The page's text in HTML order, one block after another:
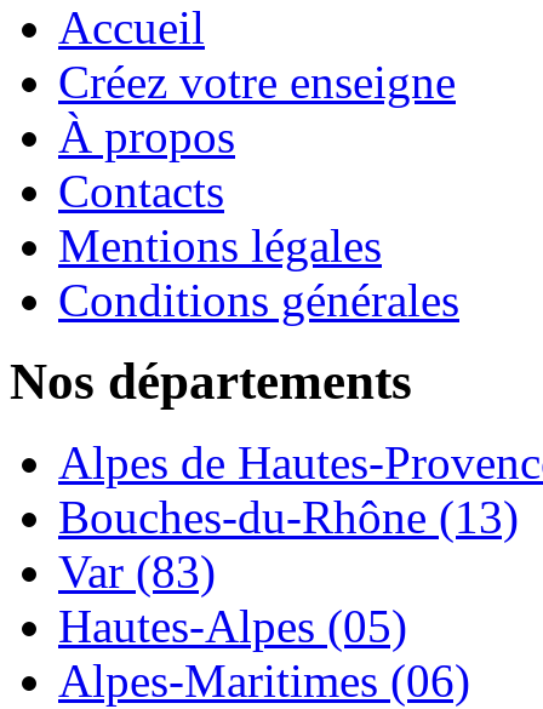
Accueil
Créez votre enseigne
À propos
Contacts
Mentions légales
Conditions générales
Nos départements
Alpes de Hautes-
Bouches-du-Rhône (13)
Var (83)
Hautes-Alpes (05)
Alpes-Maritimes (06)